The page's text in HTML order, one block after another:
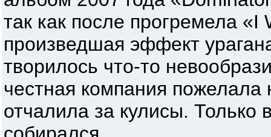
так как после прогремела
произведшая эффект
творилось что-то
честная компания
отчалила за кулисы. Только